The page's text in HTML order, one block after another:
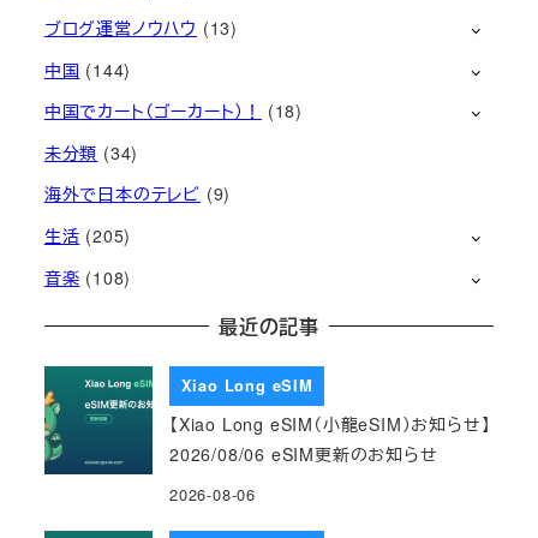
ブログ運営ノウハウ (13)
中国 (144)
中国でカート（ゴーカート）！
(18)
未分類 (34)
海外で日本のテレビ (9)
生活 (205)
音楽 (108)
最近の記事
Xiao Long eSIM
【Xiao Long eSIM（小龍eSIM）お知らせ】
2026/08/06 eSIM更新のお知らせ
2026-08-06